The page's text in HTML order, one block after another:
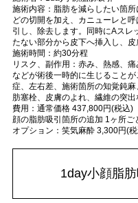
施術内容：脂肪を減らしたい箇
どの切開を加え、カニューレと
引し、除去します。同時にAス
たない部分から皮下へ挿入し、皮
施術時間：約30分程
リスク、副作用：赤み、熱感、
などが術後一時的に生じること
症、左右差、施術箇所の知覚鈍
肪塞栓、皮膚のよれ、繊維の突
費用：通常価格 437,800円(税込)
顔の脂肪吸引箇所の追加 1ヶ所
オプション：笑気麻酔 3,300円(
1day小顔脂